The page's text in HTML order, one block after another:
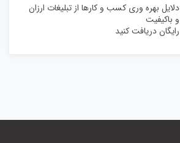
دلایل بهره وری کسب و کارها از تبلیغات ارزان
و باکیفیت
رایگان دریافت کنید